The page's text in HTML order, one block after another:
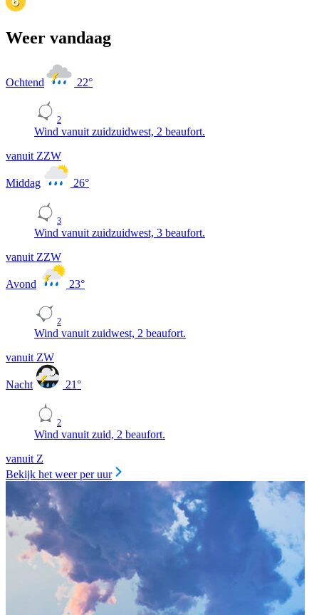
Weer vandaag
Ochtend 22°
2
Wind vanuit zuidzuidwest, 2 beaufort.
vanuit ZZW
Middag 26°
3
Wind vanuit zuidzuidwest, 3 beaufort.
vanuit ZZW
Avond 23°
2
Wind vanuit zuidwest, 2 beaufort.
vanuit ZW
Nacht 21°
2
Wind vanuit zuid, 2 beaufort.
vanuit Z
Bekijk het weer per uur